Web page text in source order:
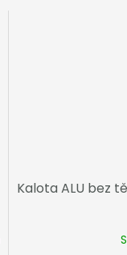
Kalota ALU bez